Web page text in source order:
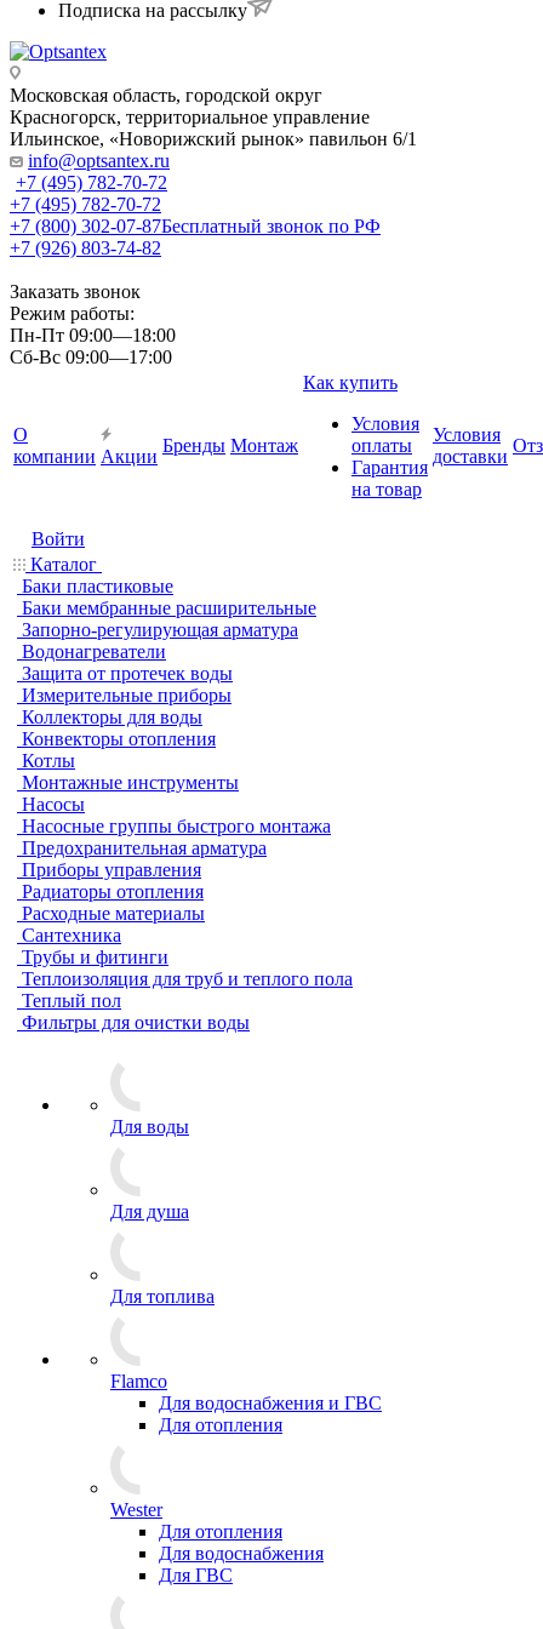
Подписка на рассылку
Московская область, городской округ
Красногорск, территориальное управление
Ильинское, «Новорижский рынок» павильон 6/1
info@optsantex.ru
+7 (495) 782-70-72
+7 (495) 782-70-72
+7 (800) 302-07-87Бесплатный звонок по РФ
+7 (926) 803-74-82
Заказать звонок
Режим работы:
Пн-Пт 09:00—18:00
Сб-Вс 09:00—17:00
О
компании Акции
Бренды Монтаж
Как купить
Условия
оплаты
Гарантия
на товар
Условия
доставки
Войти
Каталог
Баки пластиковые
Баки мембранные расширительные
Запорно-регулирующая арматура
Водонагреватели
Защита от протечек воды
Измерительные приборы
Коллекторы для воды
Конвекторы отопления
Котлы
Монтажные инструменты
Насосы
Насосные группы быстрого монтажа
Предохранительная арматура
Приборы управления
Радиаторы отопления
Расходные материалы
Сантехника
Трубы и фитинги
Теплоизоляция для труб и теплого пола
Теплый пол
Фильтры для очистки воды
Для воды
Для душа
Для топлива
Flamco
Для водоснабжения и ГВС
Для отопления
Wester
Для отопления
Для водоснабжения
Для ГВС